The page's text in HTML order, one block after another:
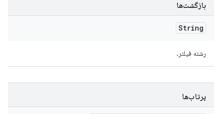
بازگشت‌ها
String
رشته فیلتر.
پرتاب‌ها